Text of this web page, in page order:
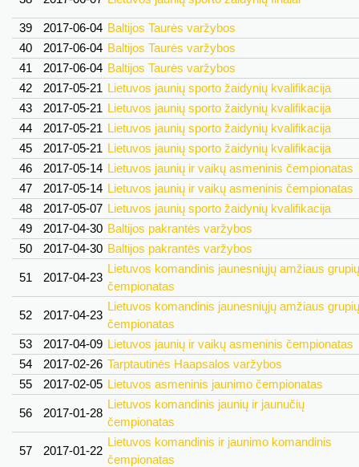
39 2017-06-04 Baltijos Taurės varžybos
40
2017-06-04 Baltijos Taurės varžybos
41
2017-06-04 Baltijos Taurės varžybos
42
2017-05-21 Lietuvos jaunių sporto žaidynių kvalifikacija
43
2017-05-21 Lietuvos jaunių sporto žaidynių kvalifikacija
44
2017-05-21 Lietuvos jaunių sporto žaidynių kvalifikacija
45
2017-05-21 Lietuvos jaunių sporto žaidynių kvalifikacija
46
2017-05-14 Lietuvos jaunių ir vaikų asmeninis čempionatas
47
2017-05-14 Lietuvos jaunių ir vaikų asmeninis čempionatas
48
2017-05-07 Lietuvos jaunių sporto žaidynių kvalifikacija
49
2017-04-30 Baltijos pakrantės varžybos
50
2017-04-30 Baltijos pakrantės varžybos
51 2017-04-23
Lietuvos komandinis jaunesniųjų amžiaus grupių
čempionatas
52 2017-04-23
Lietuvos komandinis jaunesniųjų amžiaus grupių
čempionatas
53
2017-04-09 Lietuvos jaunių ir vaikų asmeninis čempionatas
54
2017-02-26 Tarptautinės Haapsalos varžybos
55
2017-02-05 Lietuvos asmeninis jaunimo čempionatas
56 2017-01-28
Lietuvos komandinis jaunių ir jaunučių
čempionatas
57 2017-01-22
Lietuvos komandinis ir jaunimo komandinis
čempionatas